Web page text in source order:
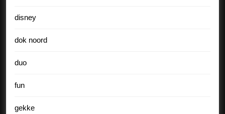
disney
dok noord
duo
fun
gekke